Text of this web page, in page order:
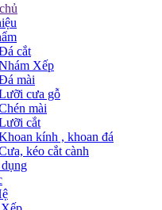
cắt
Xếp
mài
cưa gỗ
mài
cắt
kính , khoan đá
kéo cắt cành